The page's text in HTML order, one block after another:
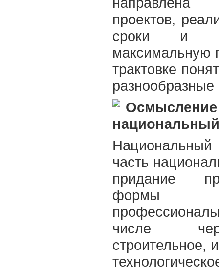
проектов,
сроки и
максимальную
трактовке
Осмысление
Национальный
часть
придание
формы
числе
строительное,